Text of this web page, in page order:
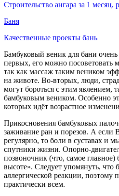
Строительство ангара за 1 месяц,
Баня
Качественные проекты бань
Бамбуковый веник для бани
первых, его можно посоветовать
так как массаж таким веником
на животе. Во-вторых, люди,
могут бороться с этим явлением,
бамбуковым веником. Особенно
которых идёт возрастное
Прикосновения бамбуковых
заживание ран и порезов. А если
регулярно, то боли в суставах и
спутники жизни. Опорно-
позвоночник (что, самое главное)
высоте». Следует упомянуть, что
аллергической реакции, поэтому
практически всем.